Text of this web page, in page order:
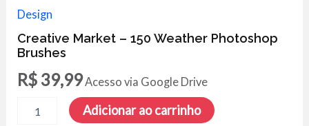
Design
Creative Market – 150 Weather Photoshop
Brushes
R$ 39,99Acesso via Google Drive
Market
Adicionar ao carrinho